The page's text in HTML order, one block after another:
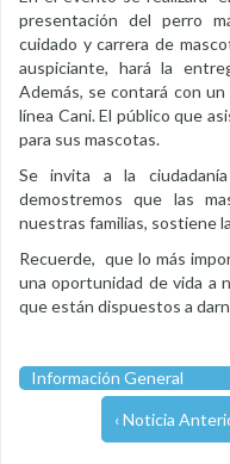
presentación del perro
cuidado y carrera de
auspiciante, hará la
Además, se contará con
línea Cani. El público que
para sus mascotas.
Se invita a la
demostremos que las
nuestras familias, sostiene
Recuerde, que lo más
una oportunidad de vida a
que están dispuestos a
Información General
‹ Noticia